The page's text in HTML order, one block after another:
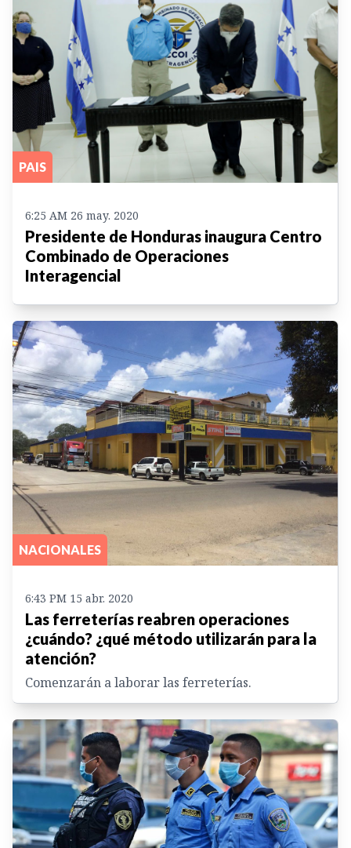
PAIS
6:25 AM 26 may. 2020
Presidente de Honduras inaugura Centro
Combinado de Operaciones
Interagencial
NACIONALES
6:43 PM 15 abr. 2020
Las ferreterías reabren operaciones
¿cuándo? ¿qué método utilizarán para la
atención?
Comenzarán a laborar las ferreterías.